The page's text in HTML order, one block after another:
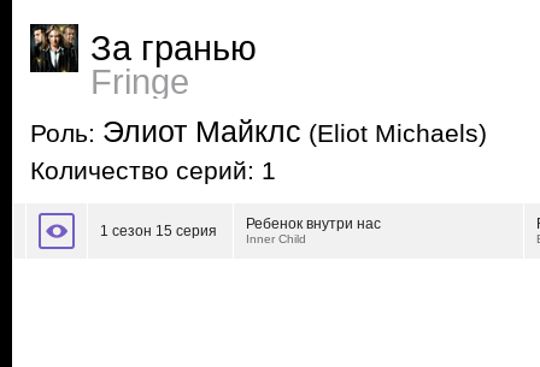
За гранью
Fringe
Роль: Элиот Майклс (Eliot Michaels)
Количество серий: 1
1 сезон 15 серия Ребенок внутри нас
Inner Child